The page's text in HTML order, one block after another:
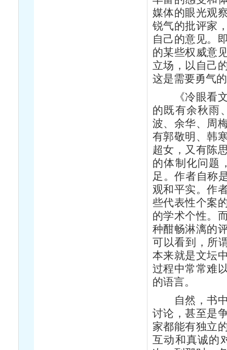
媒体的眼光观
锐气的批评家
自己的意见。
的某些权威意
立场，以自己
这是需要勇气
《冷眼看文
的既有余秋雨
波、余华、周
有郭敬明、韩
超女，又有陈
的体制化问题
足。作者自称
观和平实。作
些代表性个案
的学术个性。
种酣畅淋漓的
可以看到，所
本来就是文坛
过程中常常难
的语言。
自然，书中
讨论，甚至是
家都能有独立
互动和真诚的